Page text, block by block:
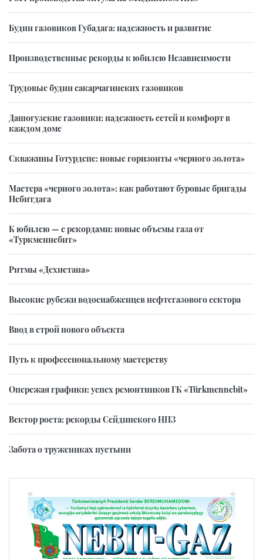
Будни газовиков Губадага: надежность и развитие
Производственные рекорды к юбилею Независимости
Трудовые будни сакарчагинских газовиков
Дашогузские газовики: надежность сетей и комфорт в
каждом доме
Скважины Готурдепе: новые горизонты «черного золота»
Мастера «черного золота»: как работают буровые бригады
Небитдага
К юбилею — с рекордами: новые объемы газа от
«Туркменнебит»
Ритмы «Дехистана»
Высокие рубежи водоснабженцев нефтегазового сектора
Ввод в строй нового объекта
Путь к профессиональному мастерству
Опережая графики: успех ремонтников ГК «Türkmennebit»
Вектор роста: рекорды Сейдинского НПЗ
Забота о тружениках пустыни